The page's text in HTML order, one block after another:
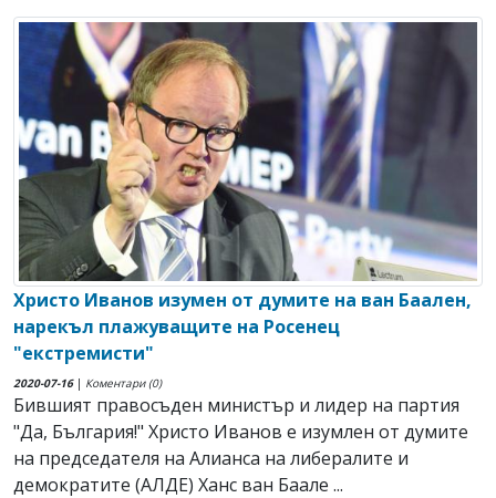
Христо Иванов изумен от думите на ван Баален,
нарекъл плажуващите на Росенец
"екстремисти"
2020-07-16| Коментари (0)
Бившият правосъден министър и лидер на партия
"Да, България!" Христо Иванов е изумлен от думите
на председателя на Алианса на либералите и
демократите (АЛДЕ) Ханс ван Баале ...